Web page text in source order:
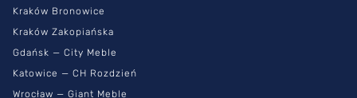
Kraków Bronowice
Kraków Zakopiańska
Gdańsk — City Meble
Katowice — CH Rozdzień
Wrocław — Giant Meble